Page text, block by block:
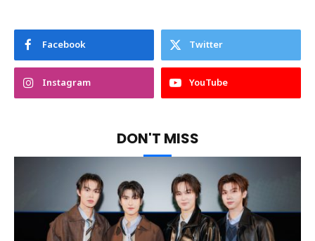
Facebook Twitter
Instagram YouTube
DON'T MISS